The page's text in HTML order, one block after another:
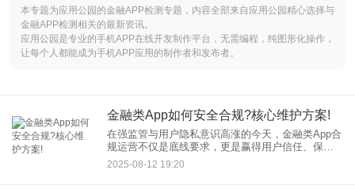
本专题为应用公园的金融APP检测专题，内容全部来自应用公园精心选择与
金融APP检测相关的最新资讯。
应用公园是专业的手机APP在线开发制作平台，无需编程，纯图形化操作，
让每个人都能成为手机APP应用的制作者和发布者。
金融类App如何安全合规?核心维护方案!
在强监管与用户隐私意识高涨的今天，金融类App合
规运营不仅是底线要求，更是赢得用户信任、保障
业务持续发展的生命线。忽视安全合规，轻则面临
2025-08-12 19:20